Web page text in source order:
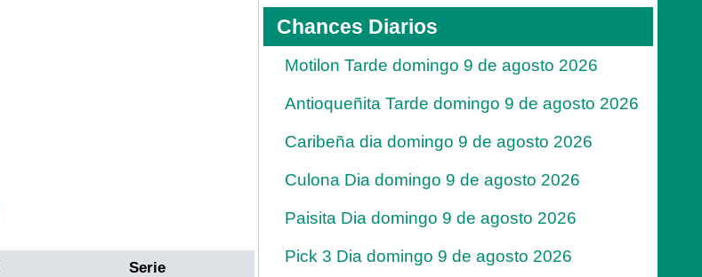
Serie
Chances Diarios
Motilon Tarde domingo 9 de agosto 2026
Antioqueñita Tarde domingo 9 de agosto 2026
Caribeña dia domingo 9 de agosto 2026
Culona Dia domingo 9 de agosto 2026
Paisita Dia domingo 9 de agosto 2026
Pick 3 Dia domingo 9 de agosto 2026